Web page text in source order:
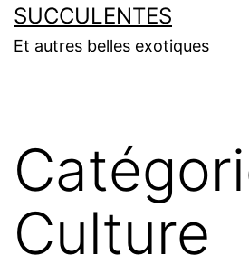
SUCCULENTES
Et autres belles exotiques
Culture